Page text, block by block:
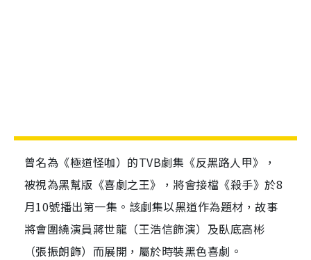
曾名為《極道怪咖）的TVB劇集《反黑路人甲》，
被視為黑幫版《喜劇之王》，將會接檔《殺手》於8
月10號播出第一集。該劇集以黑道作為題材，故事
將會圍繞演員蔣世龍（王浩信飾演）及臥底高彬
（張振朗飾）而展開，屬於時裝黑色喜劇。